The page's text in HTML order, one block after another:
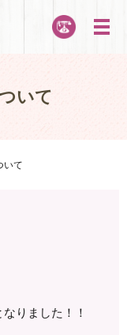
メ
いて
いて
りました！！